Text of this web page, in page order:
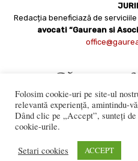
Redacția beneficiază de
avocati “Gaurean si
numai cu acordul expres al
2021
Folosim cookie-uri pe site-ul
relevantă experiență, amintindu-
Dând clic pe „Accept”, sunteți
cookie-urile.
Setari cookies ACCEPT